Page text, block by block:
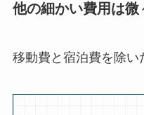
他の細かい費用は微
移動費と宿泊費を除